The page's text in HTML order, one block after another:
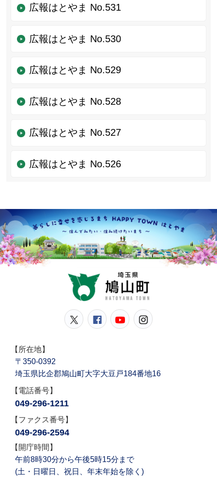
広報はとやま No.531
広報はとやま No.530
広報はとやま No.529
広報はとやま No.528
広報はとやま No.527
広報はとやま No.526
鳩山町公式Twitter
鳩山町公式Facebook
鳩山町公式
【所在地】
〒350-0392
埼玉県比企郡鳩山町大字大豆戸184番地16
【電話番号】
049-296-1211
【ファクス番号】
049-296-2594
【開庁時間】
午前8時30分から午後5時15分まで
(土・日曜日、祝日、年末年始を除く)